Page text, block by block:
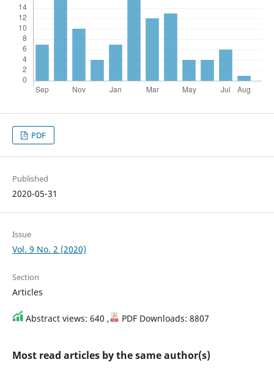
PDF
Published
2020-05-31
Issue
Vol. 9 No. 2 (2020)
Section
Articles
Abstract views: 640 , PDF Downloads: 8807
Most read articles by the same author(s)